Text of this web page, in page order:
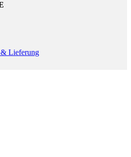
& Lieferung